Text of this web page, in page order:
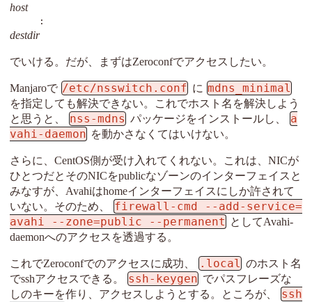
host
:
destdir
でいける。だが、まずはZeroconfでアクセスしたい。
Manjaroで /etc/nsswitch.conf に mdns_minimal
を指定しても解決できない。これでホスト名を解決しよう
と思うと、
nss-mdns パッケージをインストールし、
a
vahi-daemon を動かさなくてはいけない。
さらに、CentOS側が受け入れてくれない。これは、NICが
ひとつだとそのNICをpublicなゾーンのインターフェイスと
みなすが、Avahiはhomeインターフェイスにしか許されて
いない。そのため、
firewall-cmd --add-service=
avahi --zone=public --permanent としてAvahi-
daemonへのアクセスを透過する。
これでZeroconfでのアクセスに成功、 .local のホスト名
でsshアクセスできる。
ssh-keygen でパスフレーズな
しのキーを作り、アクセスしようとする。ところが、
ssh